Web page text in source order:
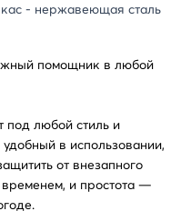
- нержавеющая сталь
помощник в любой
под любой стиль и
в использовании,
от внезапного
и простота —